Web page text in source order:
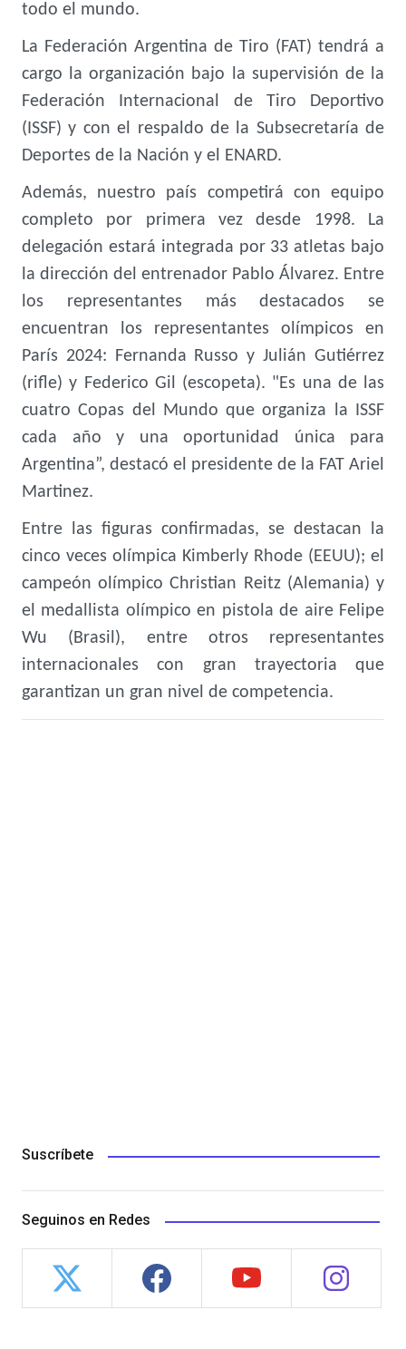
todo el mundo.
La Federación Argentina de Tiro (FAT) tendrá a
cargo la organización bajo la supervisión de la
Federación Internacional de Tiro Deportivo
(ISSF) y con el respaldo de la Subsecretaría de
Deportes de la Nación y el ENARD.
Además, nuestro país competirá con equipo
completo por primera vez desde 1998. La
delegación estará integrada por 33 atletas bajo
la dirección del entrenador Pablo Álvarez. Entre
los representantes más destacados se
encuentran los representantes olímpicos en
París 2024: Fernanda Russo y Julián Gutiérrez
(rifle) y Federico Gil (escopeta). "Es una de las
cuatro Copas del Mundo que organiza la ISSF
cada año y una oportunidad única para
Argentina”, destacó el presidente de la FAT Ariel
Martinez.
Entre las figuras confirmadas, se destacan la
cinco veces olímpica Kimberly Rhode (EEUU); el
campeón olímpico Christian Reitz (Alemania) y
el medallista olímpico en pistola de aire Felipe
Wu (Brasil), entre otros representantes
internacionales con gran trayectoria que
garantizan un gran nivel de competencia.
Suscríbete
Seguinos en Redes